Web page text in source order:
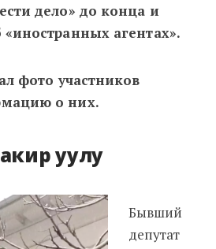
дело» до конца и
агентах».
фото участников
о них.
уулу
Бывший
депутат